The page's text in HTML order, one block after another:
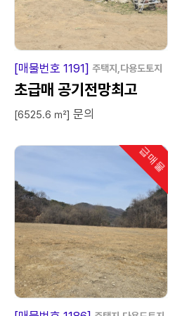
급 매 물
[매물번호 1191] 주택지,다용도토지
초급매 공기전망최고
[6525.6 ㎡] 문의
급매물
인기
급 매 물